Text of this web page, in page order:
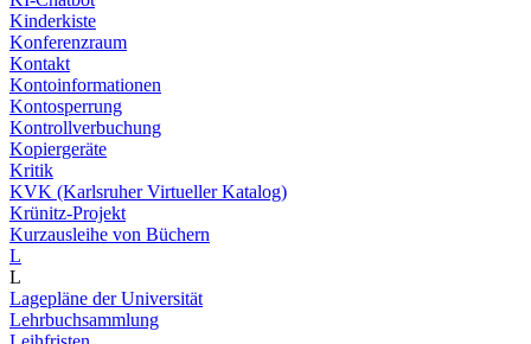
Kinderkiste
Konferenzraum
Kontakt
Kontoinformationen
Kontosperrung
Kontrollverbuchung
Kopiergeräte
Kritik
KVK (Karlsruher Virtueller Katalog)
Krünitz-Projekt
Kurzausleihe von Büchern
L
L
Lagepläne der Universität
Lehrbuchsammlung